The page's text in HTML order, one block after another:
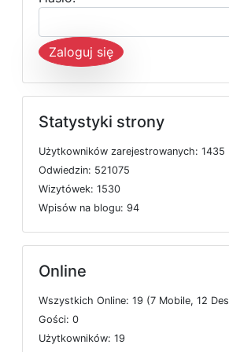
Zaloguj się
Statystyki strony
Użytkowników zarejestrowanych: 1435
Odwiedzin: 521075
Wizytówek: 1530
Wpisów na blogu: 94
Online
Wszystkich Online: 19 (7 Mobile, 12 Des
Gości: 0
Użytkowników: 19